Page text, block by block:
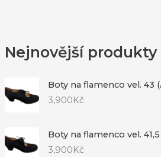
Nejnovější produkty
Boty na flamenco vel. 43
3,900Kč
Boty na flamenco vel.
3,900Kč